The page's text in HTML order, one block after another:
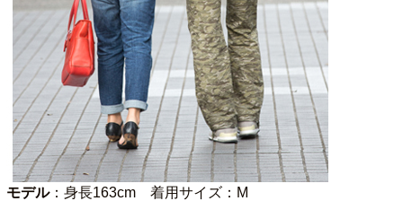
モデル：身長163cm 着用サイズ：M